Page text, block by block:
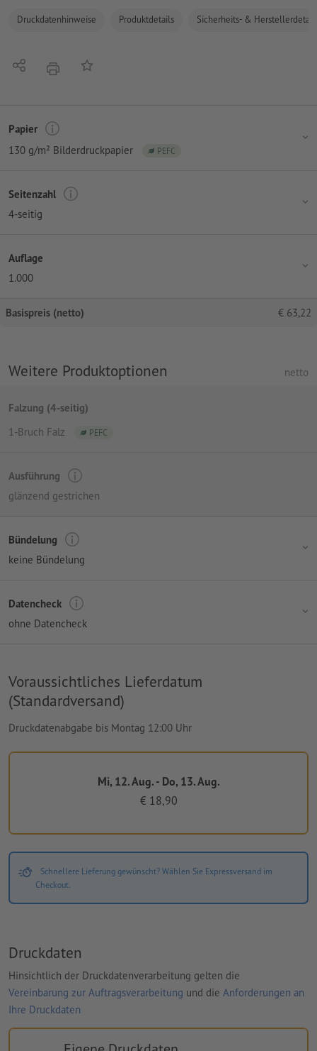
Druckdatenhinweise Produktdetails Sicherheits- &
Teilen DruckenAuf die Merkliste
Papier
130 g/m² Bilderdruckpapier
PEFC
Seitenzahl
4-seitig
Auflage
1.000
Basispreis (netto) € 63,22
Weitere Produktoptionen netto
Falzung (4-seitig)
1-Bruch Falz
PEFC
Ausführung
glänzend gestrichen
Bündelung
keine Bündelung
Datencheck
ohne Datencheck
Voraussichtliches Lieferdatum
(Standardversand)
Druckdatenabgabe bis Montag 12:00 Uhr
Mi, 12. Aug. - Do, 13. Aug.
€ 18,90
Schnellere Lieferung gewünscht? Wählen Sie Expressversand im
Checkout.
Druckdaten
Hinsichtlich der Druckdatenverarbeitung gelten die
Vereinbarung zur Auftragsverarbeitung und die Anforderungen an
Ihre Druckdaten